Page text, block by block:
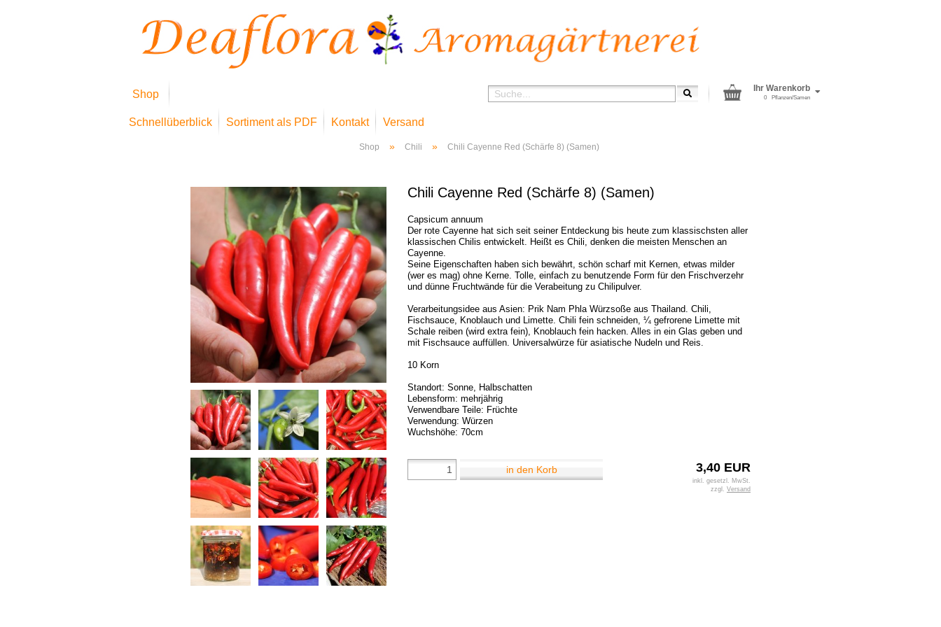
Shop
Schnellüberblick Sortiment als PDF Kontakt Versand
Ihr Warenkorb
Pflanzen/Samen
0
Shop » Chili » Chili Cayenne Red (Schärfe 8) (Samen)
Chili Cayenne Red (Schärfe 8) (Samen)
Capsicum annuum
Der rote Cayenne hat sich seit seiner Entdeckung bis heute zum klassischsten aller
klassischen Chilis entwickelt. Heißt es Chili, denken die meisten Menschen an
Cayenne.
Seine Eigenschaften haben sich bewährt, schön scharf mit Kernen, etwas milder
(wer es mag) ohne Kerne. Tolle, einfach zu benutzende Form für den Frischverzehr
und dünne Fruchtwände für die Verabeitung zu Chilipulver.
Verarbeitungsidee aus Asien: Prik Nam Phla Würzsoße aus Thailand. Chili,
Fischsauce, Knoblauch und Limette. Chili fein schneiden, ¼ gefrorene Limette mit
Schale reiben (wird extra fein), Knoblauch fein hacken. Alles in ein Glas geben und
mit Fischsauce auffüllen. Universalwürze für asiatische Nudeln und Reis.
10 Korn
Standort: Sonne, Halbschatten
Lebensform: mehrjährig
Verwendbare Teile: Früchte
Verwendung: Würzen
Wuchshöhe: 70cm
3,40 EUR
inkl. gesetzl. MwSt.
zzgl. Versand
in den Korb